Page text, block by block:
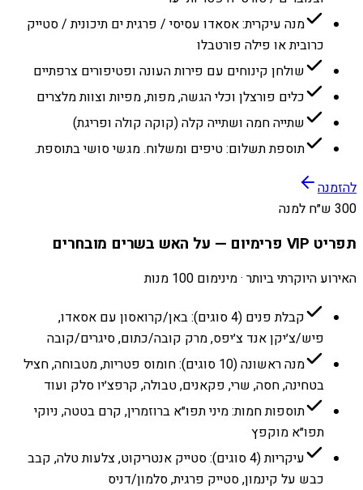
מנה עיקרית: אסאדו עסיסי / פרגית ים תיכונית / סטייק
כרובית או פילה פורטבלו
שולחן קינוחים עם פירות העונה ופטיפורים צרפתיים
כלים פורצלן וכלי הגשה, מפות, מפיות וצוות מלצרים
שתייה חמה ושתייה קלה (קוקה קולה ופריגת)
תוספת תשלום: טיפים ומשלוח. מגשי סושי בתוספת.
להזמנה
300 ש״ח למנה
תפריט VIP פרימיום — על האש בשרים מובחרים
האירוע היוקרתי ביותר · מינימום 100 מנות
קבלת פנים (4 סוגים): באן/קרואסון עם אסאדו,
פיש/צ׳יקן אנד צ׳יפס, מרק קובה/כתום, סיגרים/קובה
מנה ראשונה (10 סוגים): חומוס פטריות, מטבוחה, חציל
בטחינה, חסה, שרי, פקאנים, טבולה, קרפצ׳יו סלק ועוד
תוספות חמות: מיני תפו״א ברוזמרין, קרם בטטה, ניוקי
תפו״א מוקפץ
עיקריות (4 סוגים): סטייק אנטריקוט, צלעות טלה, קבב
כבש על קינמון, סטייק פרגית, סלמון/דניס